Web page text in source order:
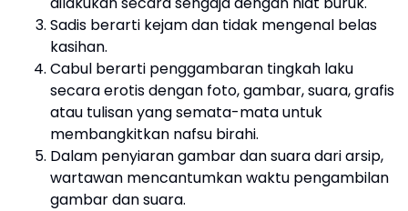
Sadis berarti kejam dan tidak mengenal belas
kasihan.
Cabul berarti penggambaran tingkah laku
secara erotis dengan foto, gambar, suara, grafis
atau tulisan yang semata-mata untuk
membangkitkan nafsu birahi.
Dalam penyiaran gambar dan suara dari arsip,
wartawan mencantumkan waktu pengambilan
gambar dan suara.